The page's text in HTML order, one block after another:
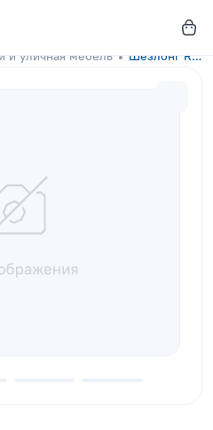
и уличная мебель Шезлонг Riviera Cappuccino с аксессуаром зеленого цвета